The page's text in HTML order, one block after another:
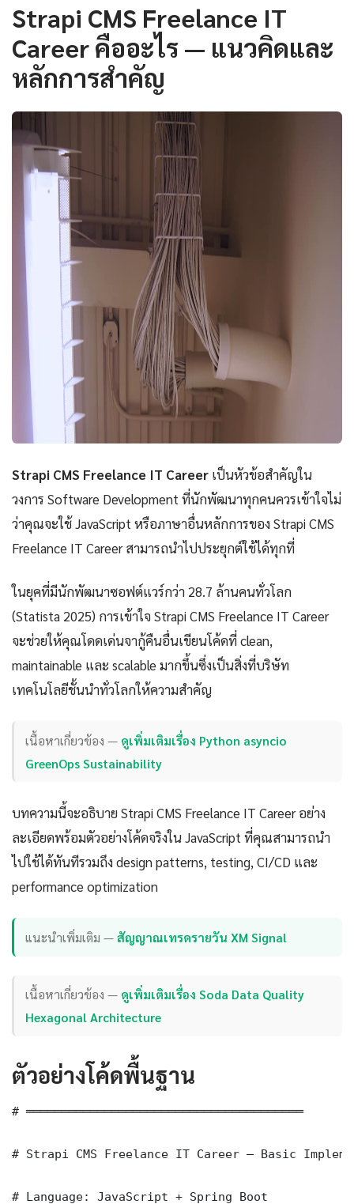
Strapi CMS Freelance IT
Career คืออะไร — แนวคิดและ
หลักการสำคัญ
Strapi CMS Freelance IT Career เป็นหัวข้อสำคัญใน
วงการ Software Development ที่นักพัฒนาทุกคนควรเข้าใจไม่
ว่าคุณจะใช้ JavaScript หรือภาษาอื่นหลักการของ Strapi CMS
Freelance IT Career สามารถนำไปประยุกต์ใช้ได้ทุกที่
ในยุคที่มีนักพัฒนาซอฟต์แวร์กว่า 28.7 ล้านคนทั่วโลก
(Statista 2025) การเข้าใจ Strapi CMS Freelance IT Career
จะช่วยให้คุณโดดเด่นจากู้คืนอื่นเขียนโค้ดที่ clean,
maintainable และ scalable มากขึ้นซึ่งเป็นสิ่งที่บริษัท
เทคโนโลยีชั้นนำทั่วโลกให้ความสำคัญ
เนื้อหาเกี่ยวข้อง — ดูเพิ่มเติมเรื่อง Python asyncio
GreenOps Sustainability
บทความนี้จะอธิบาย Strapi CMS Freelance IT Career อย่าง
ละเอียดพร้อมตัวอย่างโค้ดจริงใน JavaScript ที่คุณสามารถนำ
ไปใช้ได้ทันทีรวมถึง design patterns, testing, CI/CD และ
performance optimization
แนะนำเพิ่มเติม —สัญญาณเทรดรายวัน XM Signal
เนื้อหาเกี่ยวข้อง — ดูเพิ่มเติมเรื่อง Soda Data Quality
Hexagonal Architecture
ตัวอย่างโค้ดพื้นฐาน
# ═══════════════════════════════════════
# Strapi CMS Freelance IT Career — Basic
# Language: JavaScript + Spring Boot